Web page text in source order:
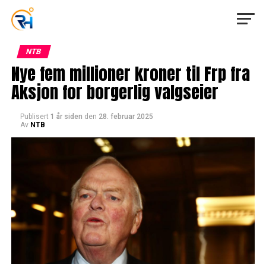
NTB
Nye fem millioner kroner til Frp fra
Aksjon for borgerlig valgseier
Publisert 1 år siden den 28. februar 2025
Av NTB